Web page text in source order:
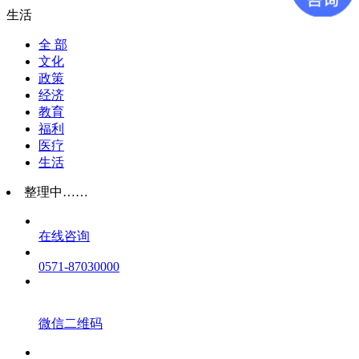
生活
全 部
文化
政策
经济
教育
福利
医疗
生活
整理中……
在线咨询
0571-87030000
微信二维码